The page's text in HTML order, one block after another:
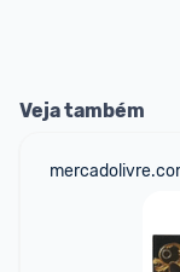
Veja também